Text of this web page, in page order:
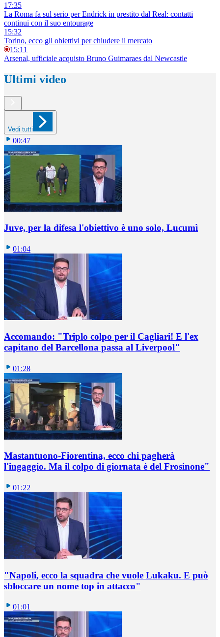
17:35
La Roma fa sul serio per Endrick in prestito dal Real: contatti
continui con il suo entourage
15:32
Torino, ecco gli obiettivi per chiudere il mercato
15:11
Arsenal, ufficiale acquisto Bruno Guimaraes dal Newcastle
Ultimi video
Vedi tutti
00:47
Juve, per la difesa l'obiettivo è uno solo, Lucumì
01:04
Accomando: "Triplo colpo per il Cagliari! E l'ex
capitano del Barcellona passa al Liverpool"
01:28
Mastantuono-Fiorentina, ecco chi pagherà
l'ingaggio. Ma il colpo di giornata è del Frosinone"
01:22
"Napoli, ecco la squadra che vuole Lukaku. E può
sbloccare un nome top in attacco"
01:01